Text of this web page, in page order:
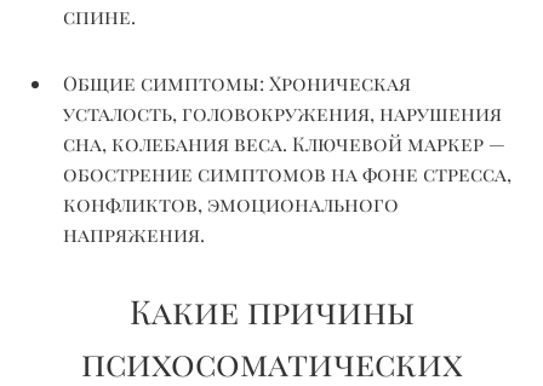
спине.
Общие симптомы: Хроническая
усталость, головокружения, нарушения
сна, колебания веса. Ключевой маркер —
обострение симптомов на фоне стресса,
конфликтов, эмоционального
напряжения.
Какие причины
психосоматических